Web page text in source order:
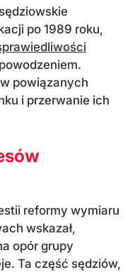
po 1989 roku,
powiązanych
i przerwanie ich
reformy wymiaru
wskazał,
opór grupy
Ta część sędziów,